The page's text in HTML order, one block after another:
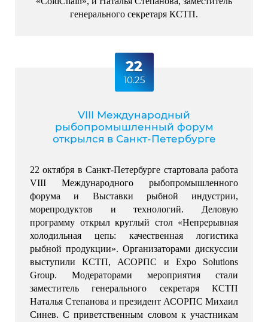
генерального секретаря КСТП.
22
10.25
VIII Международный
рыбопромышленный форум
открылся в Санкт-Петербурге
22 октября в Санкт-Петербурге стартовала работа
VIII Международного рыбопромышленного
форума и Выставки рыбной индустрии,
морепродуктов и технологий. Деловую
программу открыл круглый стол «Непрерывная
холодильная цепь: качественная логистика
рыбной продукции». Организаторами дискуссии
выступили КСТП, АСОРПС и Expo Solutions
Group. Модераторами мероприятия стали
заместитель генерального секретаря КСТП
Наталья Степанова и президент АСОРПС Михаил
Синев. С приветственным словом к участникам